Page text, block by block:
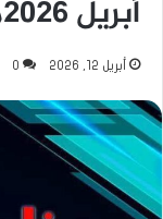
أبريل ٢٠٢٦م*
أبريل 12, 2026 0